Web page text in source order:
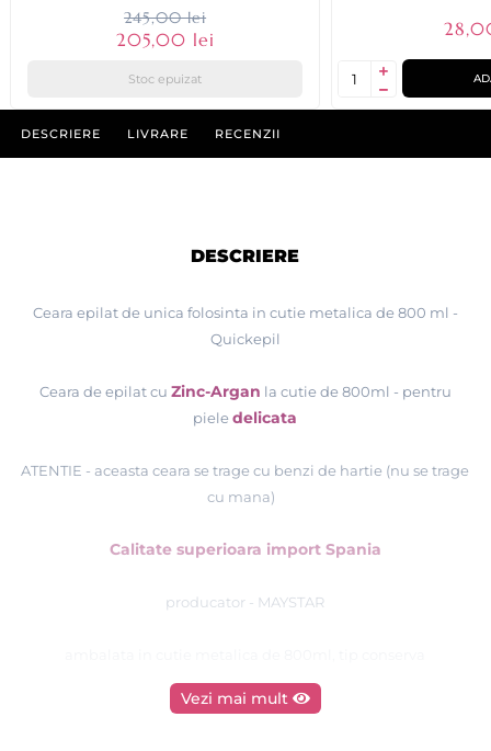
245,00 lei
205,00 lei
Stoc epuizat
DESCRIERE LIVRARE RECENZII
DESCRIERE
Ceara epilat de unica folosinta in cutie metalica de 800 ml -
Quickepil
Ceara de epilat cu Zinc-Argan la cutie de 800ml - pentru
pieledelicata
ATENTIE - aceasta ceara se trage cu benzi de hartie (nu se trage
cu mana)
Calitate superioara import Spania
producator - MAYSTAR
Vezi mai mult